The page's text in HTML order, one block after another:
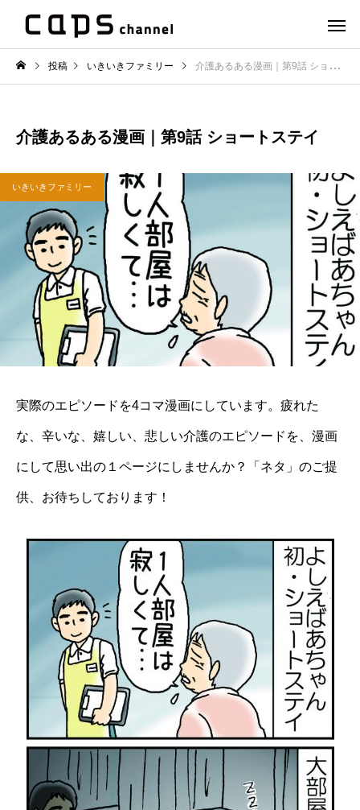
投稿 いきいきファミリー 介護あるある漫画｜第9話 ショートステイ
介護あるある漫画｜第9話 ショートステイ
いきいきファミリー
実際のエピソードを4コマ漫画にしています。疲れた
な、辛いな、嬉しい、悲しい介護のエピソードを、漫画
にして思い出の１ページにしませんか？「ネタ」のご提
供、お待ちしております！